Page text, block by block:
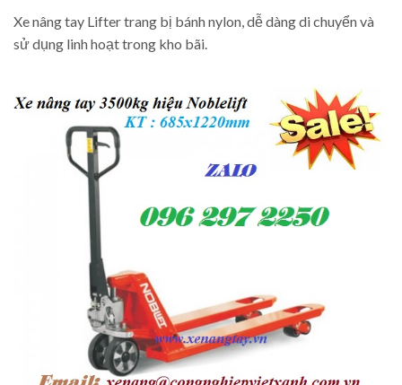
Xe nâng tay Lifter trang bị bánh nylon, dễ dàng di chuyển và
sử dụng linh hoạt trong kho bãi.